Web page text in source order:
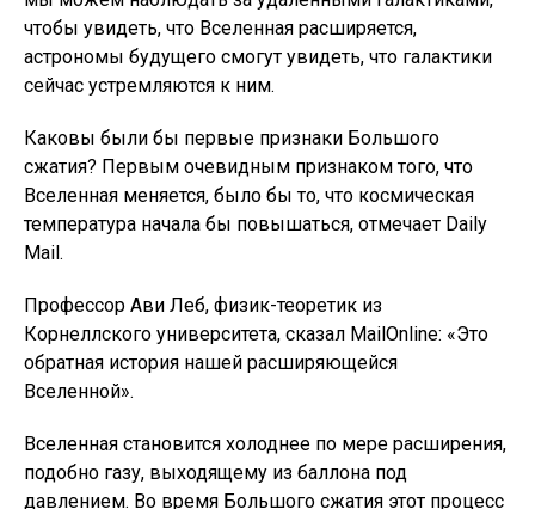
чтобы увидеть, что Вселенная расширяется,
астрономы будущего смогут увидеть, что галактики
сейчас устремляются к ним.
Каковы были бы первые признаки Большого
сжатия? Первым очевидным признаком того, что
Вселенная меняется, было бы то, что космическая
температура начала бы повышаться, отмечает Daily
Mail.
Профессор Ави Леб, физик-теоретик из
Корнеллского университета, сказал MailOnline: «Это
обратная история нашей расширяющейся
Вселенной».
Вселенная становится холоднее по мере расширения,
подобно газу, выходящему из баллона под
давлением. Во время Большого сжатия этот процесс